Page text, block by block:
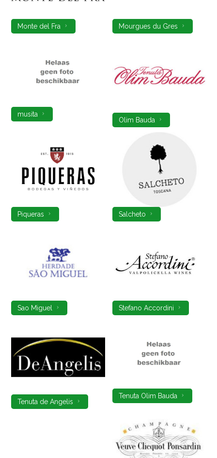
Monte del Fra Mourgues du Gres
musita
Olim Bauda
Piqueras Salcheto
Sao Miguel Stefano Accordini
Tenuta de Angelis
Tenuta Olim Bauda